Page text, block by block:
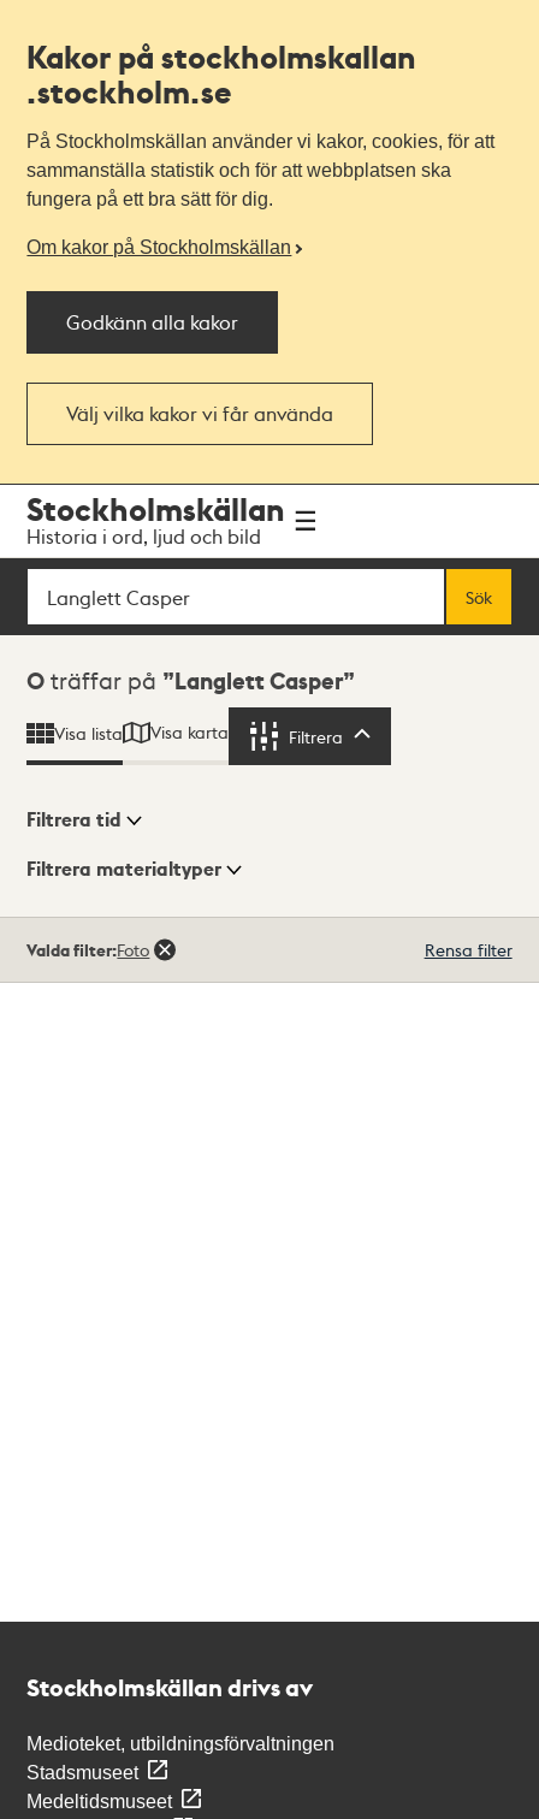
Kakor på stockholmskallan
.stockholm.se
På Stockholmskällan använder vi kakor, cookies, för att
sammanställa statistik och för att webbplatsen ska
fungera på ett bra sätt för dig.
Om kakor på Stockholmskällan
Godkänn alla kakor
Välj vilka kakor vi får använda
navigationen
huvudinnehållet
Stockholmskällan
Historia i ord, ljud och bild
Sök
Sök
Sökresultat
0 träffar på Langlett Casper
Visa lista Visa karta Filtrera
Visningsläge
Filtrera tid
Filtrera materialtyper
träffar
Valda filter:Foto Rensa filter
Stockholmskällan drivs av
Medioteket, utbildningsförvaltningen
Stadsmuseet
Medeltidsmuseet